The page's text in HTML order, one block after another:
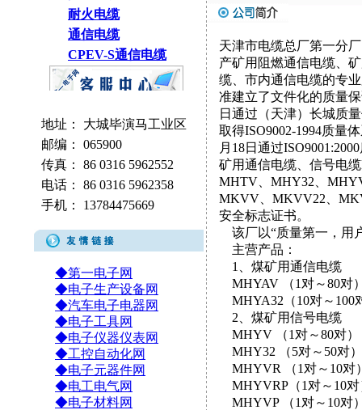
耐火电缆
通信电缆
CPEV-S通信电缆
地址：
大城毕演马工业区
邮编：
065900
传真：
86 0316 5962552
电话：
86 0316 5962358
手机：
13784475669
◆第一电子网
◆电子生产设备网
◆汽车电子电器网
◆电子工具网
◆电子仪器仪表网
◆工控自动化网
◆电子元器件网
◆电工电气网
◆电子材料网
天津市电缆总厂第一分
产矿用阻燃通信电缆、
缆、市内通信电缆的专
准建立了文件化的质量
日通过（天津）长城质
取得ISO9002-1994质量
月18日通过
矿用通信电缆、信号电
MHTV、MHY32、
MKVV、MKVV22、
安全标志证书。
该厂以“质量第一，用
主营产品：
1、煤矿用通信电缆
MHYAV （1对～80对
MHYA32（10对～100
2、煤矿用信号电缆
MHYV （1对～80对）
MHY32 （5对～50对）
MHYVR （1对～10对
MHYVRP（1对～10对
MHYVP （1对～10对